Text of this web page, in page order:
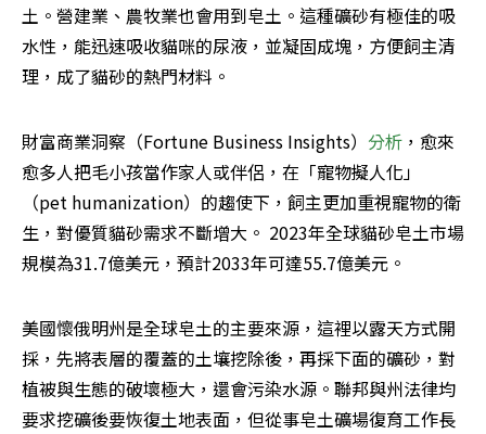
土。營建業、農牧業也會用到皂土。這種礦砂有極佳的吸
水性，能迅速吸收貓咪的尿液，並凝固成塊，方便飼主清
理，成了貓砂的熱門材料。
財富商業洞察（Fortune Business Insights） 分析 ，愈來
愈多人把毛小孩當作家人或伴侶，在「寵物擬人化」
（pet humanization）的趨使下，飼主更加重視寵物的衛
生，對優質貓砂需求不斷增大。 2023年全球貓砂皂土市場
規模為31.7億美元，預計2033年可達55.7億美元。
美國懷俄明州是全球皂土的主要來源，這裡以露天方式開
採，先將表層的覆蓋的土壤挖除後，再採下面的礦砂，對
植被與生態的破壞極大，還會污染水源。聯邦與州法律均
要求挖礦後要恢復土地表面，但從事皂土礦場復育工作長